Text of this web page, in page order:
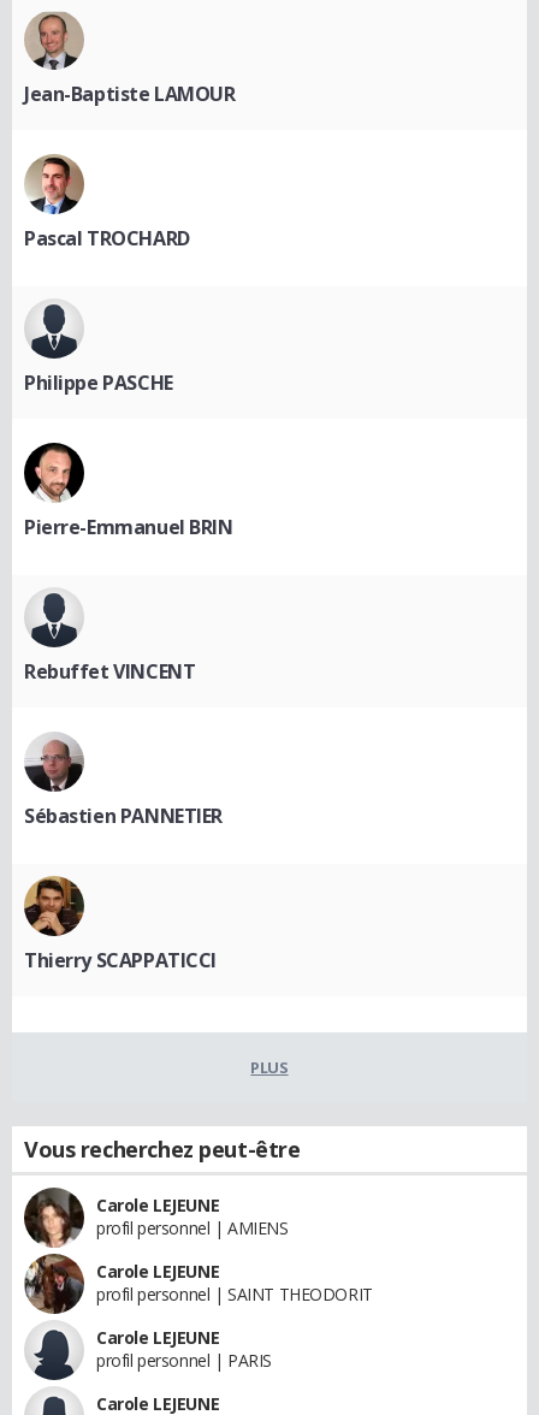
Jean-Baptiste LAMOUR
Pascal TROCHARD
Philippe PASCHE
Pierre-Emmanuel BRIN
Rebuffet VINCENT
Sébastien PANNETIER
Thierry SCAPPATICCI
PLUS
Vous recherchez peut-être
Carole LEJEUNE
profil personnel | AMIENS
Carole LEJEUNE
profil personnel | SAINT THEODORIT
Carole LEJEUNE
profil personnel | PARIS
Carole LEJEUNE